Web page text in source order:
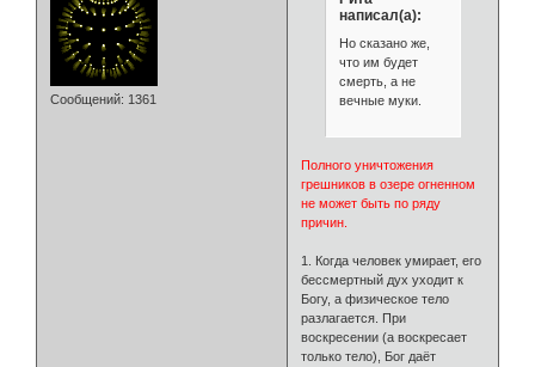
Сообщений: 1361
написал(а):
Но сказано же,
что им будет
смерть, а не
вечные муки.
Полного уничтожения
грешников в озере огненном
не может быть по ряду
причин.
1. Когда человек умирает, его
бессмертный дух уходит к
Богу, а физическое тело
разлагается. При
воскресении (а воскресает
только тело), Бог даёт